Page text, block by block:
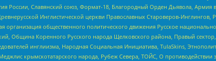
России, Славянский союз, Формат-18, Благородный Орден Дьявола, Армия
Инглистической церкви Православных Староверов-
общественного политического движения Русское
Община Коренного Русского народа Щелковского района, Правый
инглиизма, Народная Социальная Инициатива, TulaSkins,
крымскотатарского народа, Рубеж Севера, ТОЙС, О противодействии